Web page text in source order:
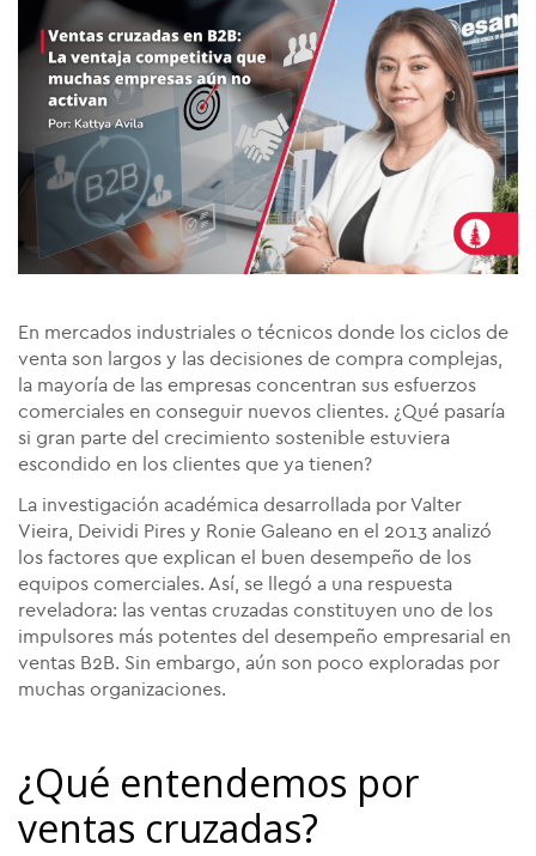
En mercados industriales o técnicos donde los ciclos de
venta son largos y las decisiones de compra complejas,
la mayoría de las empresas concentran sus esfuerzos
comerciales en conseguir nuevos clientes. ¿Qué pasaría
si gran parte del crecimiento sostenible estuviera
escondido en los clientes que ya tienen?
La investigación académica desarrollada por Valter
Vieira, Deividi Pires y Ronie Galeano en el 2013 analizó
los factores que explican el buen desempeño de los
equipos comerciales. Así, se llegó a una respuesta
reveladora: las ventas cruzadas constituyen uno de los
impulsores más potentes del desempeño empresarial en
ventas B2B. Sin embargo, aún son poco exploradas por
muchas organizaciones.
¿Qué entendemos por
ventas cruzadas?